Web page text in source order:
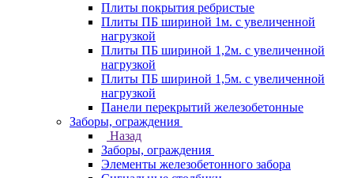
Плиты покрытия ребристые
Плиты ПБ шириной 1м. с увеличенной
нагрузкой
Плиты ПБ шириной 1,2м. с увеличенной
нагрузкой
Плиты ПБ шириной 1,5м. с увеличенной
нагрузкой
Панели перекрытий железобетонные
Заборы, ограждения
Назад
Заборы, ограждения
Элементы железобетонного забора